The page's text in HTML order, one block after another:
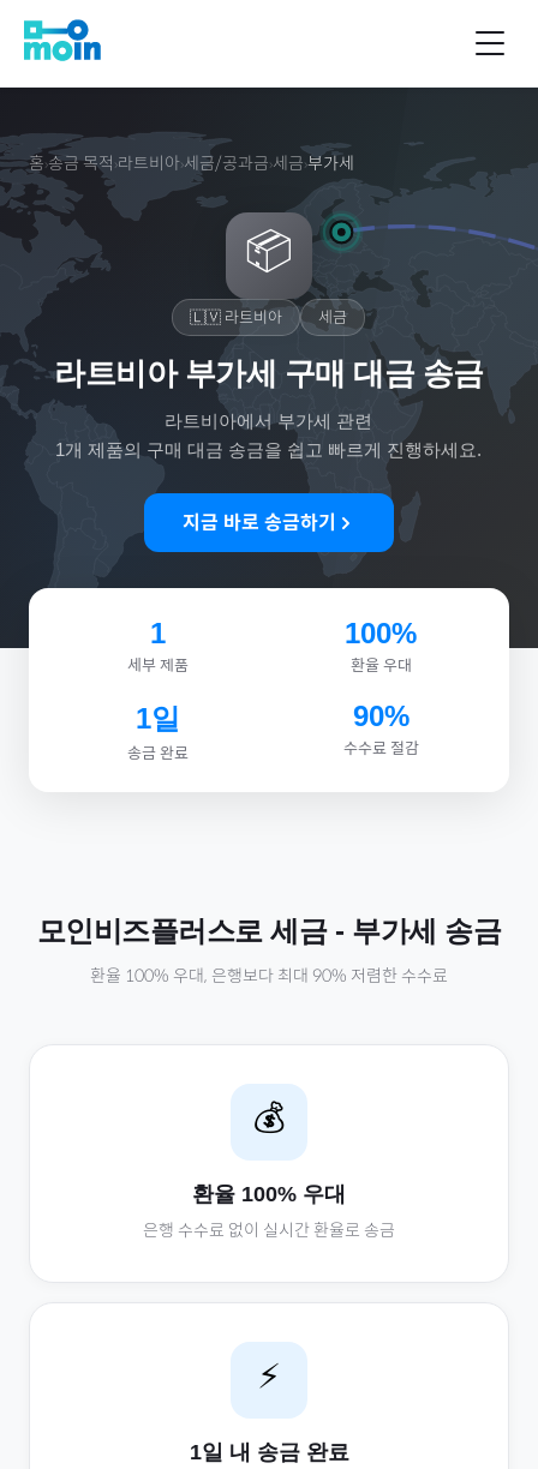
홈›송금 목적 ›라트비아›세금/공과금›세금›부가세
📦
🇱🇻 라트비아 세금
라트비아 부가세 구매 대금 송금
라트비아에서부가세 관련
1개 제품의 구매 대금 송금을 쉽고 빠르게 진행하세요.
지금 바로 송금하기
1
세부 제품
100%
환율 우대
1일
송금 완료
90%
수수료 절감
모인비즈플러스로세금- 부가세 송금
환율 100% 우대, 은행보다 최대 90% 저렴한 수수료
💰
환율 100% 우대
은행 수수료 없이 실시간 환율로 송금
⚡
1일 내 송금 완료